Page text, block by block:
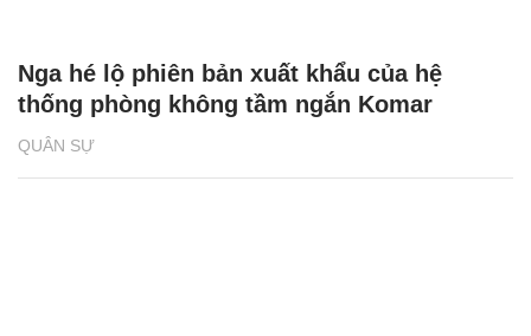
QUÂN SỰ
Nga hé lộ phiên bản xuất khẩu của hệ
thống phòng không tầm ngắn Komar